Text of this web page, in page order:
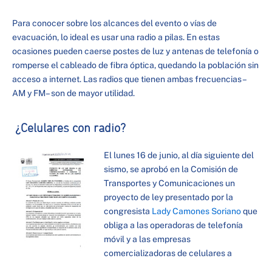
Para conocer sobre los alcances del evento o vías de
evacuación, lo ideal es usar una radio a pilas. En estas
ocasiones pueden caerse postes de luz y antenas de telefonía o
romperse el cableado de fibra óptica, quedando la población sin
acceso a internet. Las radios que tienen ambas frecuencias –
AM y FM– son de mayor utilidad.
¿Celulares con radio?
El lunes 16 de junio, al día siguiente del
sismo, se aprobó en la Comisión de
Transportes y Comunicaciones un
proyecto de ley presentado por la
congresista Lady Camones Sorianoque
obliga a las operadoras de telefonía
móvil y a las empresas
comercializadoras de celulares a